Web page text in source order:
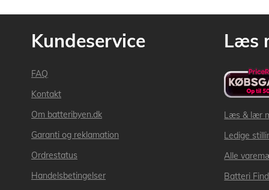
Kundeservice
FAQ
Kontakt
Om batteribyen.dk
Garanti og reklamation
Ordrestatus
Handelsbetingelser
Læs
Læs & lær
Ledige
Alle
Batteri